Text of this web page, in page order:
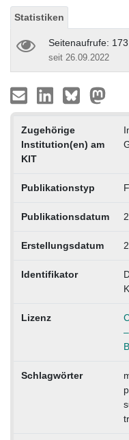
Statistiken
Seitenaufrufe: 173
seit 26.09.2022
Zugehörige
Institution(en) am
KIT
Publikationstyp
Publikationsdatum
Erstellungsdatum
Identifikator
Lizenz
Schlagwörter